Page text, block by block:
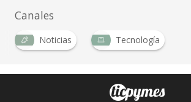
Canales
Noticias Tecnología